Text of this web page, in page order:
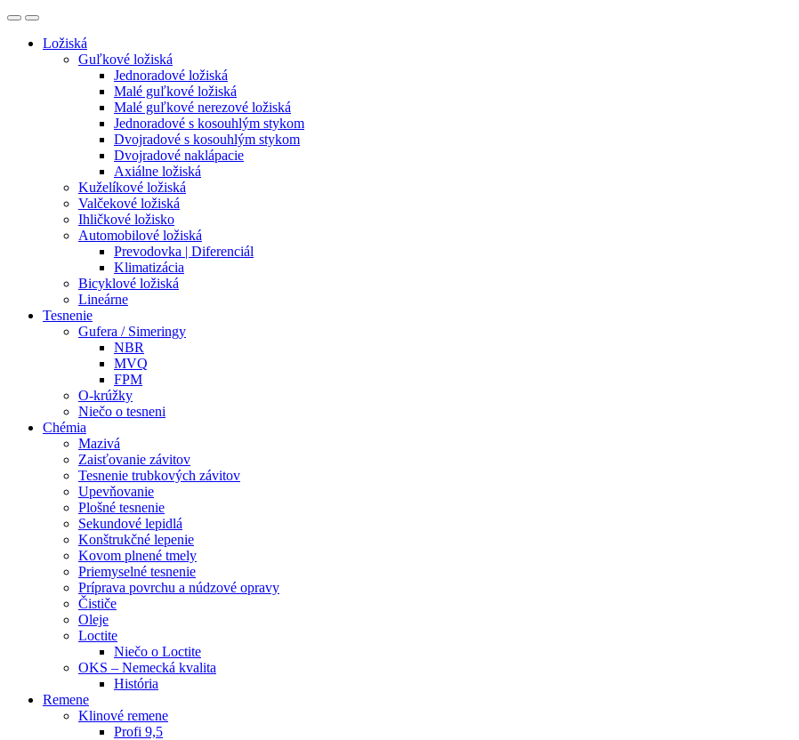
Ložiská
Guľkové ložiská
Jednoradové ložiská
Malé guľkové ložiská
Malé guľkové nerezové ložiská
Jednoradové s kosouhlým stykom
Dvojradové s kosouhlým stykom
Dvojradové naklápacie
Axiálne ložiská
Kuželíkové ložiská
Valčekové ložiská
Ihličkové ložisko
Automobilové ložiská
Prevodovka | Diferenciál
Klimatizácia
Bicyklové ložiská
Lineárne
Tesnenie
Gufera / Simeringy
NBR
MVQ
FPM
O-krúžky
Niečo o tesneni
Chémia
Mazivá
Zaisťovanie závitov
Tesnenie trubkových závitov
Upevňovanie
Plošné tesnenie
Sekundové lepidlá
Konštrukčné lepenie
Kovom plnené tmely
Priemyselné tesnenie
Príprava povrchu a núdzové opravy
Čističe
Oleje
Loctite
Niečo o Loctite
OKS – Nemecká kvalita
História
Remene
Klinové remene
Profi 9,5